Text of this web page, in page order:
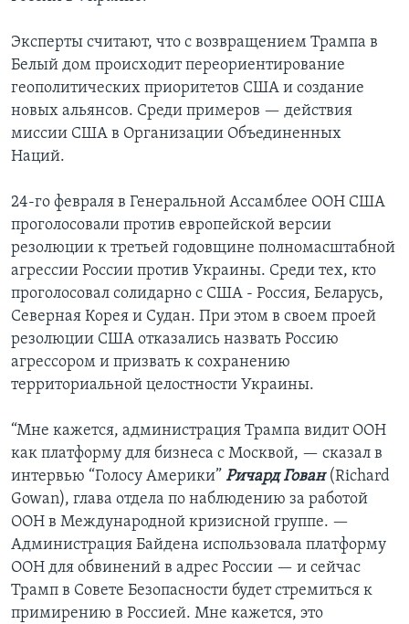
Эксперты считают, что с возвращением Трампа в
Белый дом происходит переориентирование
геополитических приоритетов США и создание
новых альянсов. Среди примеров — действия
миссии США в Организации Объединенных
Наций.
24-го февраля в Генеральной Ассамблее ООН США
проголосовали против европейской версии
резолюции к третьей годовщине полномасштабной
агрессии России против Украины. Среди тех, кто
проголосовал солидарно с США - Россия, Беларусь,
Северная Корея и Судан. При этом в своем проей
резолюции США отказались назвать Россию
агрессором и призвать к сохранению
территориальной целостности Украины.
“Мне кажется, администрация Трампа видит ООН
как платформу для бизнеса с Москвой, — сказал в
интервью “Голосу Америки” Ричард Гован (Richard
Gowan), глава отдела по наблюдению за работой
ООН в Международной кризисной группе. —
Администрация Байдена использовала платформу
ООН для обвинений в адрес России — и сейчас
Трамп в Совете Безопасности будет стремиться к
примирению в Россией. Мне кажется, это